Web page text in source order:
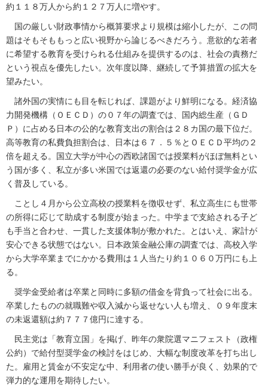
約１１８万人から約１２７万人に増やす。
国の厳しい財政事情から概算要求より規模は縮小したが、この問
題はそもそももっと広い視野から論じるべきだろう。意欲的な若者
に希望する教育を受けられる仕組みを提供するのは、社会の責務だ
という視点を優先したい。次年度以降、継続して予算措置の拡大を
望みたい。
諸外国の実情にも目を転じれば、課題がより鮮明になる。経済協
力開発機構（ＯＥＣＤ）の０７年の調査では、国内総生産（ＧＤ
Ｐ）に占める日本の公的な教育支出の割合は２８カ国の最下位だ。
高等教育の私費負担割合は、日本は６７．５％とＯＥＣＤ平均の２
倍を超える。国立大学が中心の西欧諸国では授業料がほぼ無料とい
う国が多く、私立が多い米国では返還の必要のない給付奨学金が広
く普及している。
ことし４月から公立高校の授業料を徴収せず、私立高生にも世帯
の所得に応じて助成する制度が始まった。中学まで支給される子ど
も手当と合わせ、一貫した支援体制が敷かれた。とはいえ、家計が
安心できる状態ではない。日本政策金融公庫の調査では、高校入学
から大学卒業までにかかる費用は１人当たり約１０６０万円にも上
る。
奨学金受給者は卒業と同時に多額の借金を背負って社会に出る。
卒業したものの就職難や収入減から返せない人も増え、０９年度末
の未返還額は約７７７億円に達する。
民主党は「教育立国」を掲げ、昨年の衆院選マニフェスト（政権
公約）で給付型奨学金の検討をはじめ、大幅な制度改革を打ち出し
た。雇用と賃金が不安定な中、利用者の使い勝手が良く、効果的で
弾力的な運用を期待したい。